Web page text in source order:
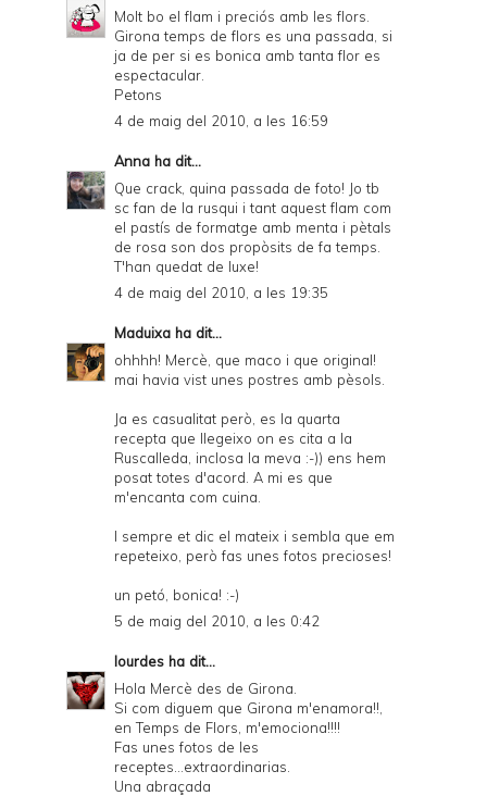
Molt bo el flam i preciós amb les flors.
Girona temps de flors es una passada, si
ja de per si es bonica amb tanta flor es
espectacular.
Petons
4 de maig del 2010, a les 16:59
Anna ha dit...
Que crack, quina passada de foto! Jo tb
sc fan de la rusqui i tant aquest flam com
el pastís de formatge amb menta i pètals
de rosa son dos propòsits de fa temps.
T'han quedat de luxe!
4 de maig del 2010, a les 19:35
Maduixa ha dit...
ohhhh! Mercè, que maco i que original!
mai havia vist unes postres amb pèsols.
Ja es casualitat però, es la quarta
recepta que llegeixo on es cita a la
Ruscalleda, inclosa la meva :-)) ens hem
posat totes d'acord. A mi es que
m'encanta com cuina.
I sempre et dic el mateix i sembla que em
repeteixo, però fas unes fotos precioses!
un petó, bonica! :-)
5 de maig del 2010, a les 0:42
lourdes ha dit...
Hola Mercè des de Girona.
Si com diguem que Girona m'enamora!!,
en Temps de Flors, m'emociona!!!!
Fas unes fotos de les
receptes...extraordinarias.
Una abraçada